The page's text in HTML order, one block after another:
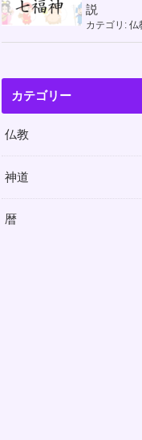
説
カテゴリ: 仏
カテゴリー
仏教
神道
暦